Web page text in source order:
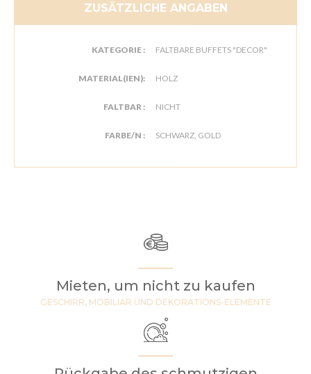
ZUSÄTZLICHE ANGABEN
KATEGORIE : FALTBARE BUFFETS "DECOR"
MATERIAL(IEN): HOLZ
FALTBAR : NICHT
FARBE/N : SCHWARZ, GOLD
Mieten, um nicht zu kaufen
GESCHIRR, MOBILIAR UND DEKORATIONS-ELEMENTE